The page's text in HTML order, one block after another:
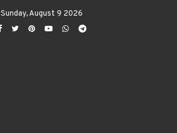
Sunday, August 9 2026